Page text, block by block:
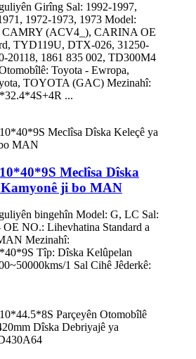
Girîng Sal: 1992-1997,
1972-1973, 1973 Model:
(ACV4_), CARINA OE
TYD119U, DTX-026, 31250-
20118, 1861 835 002, TD300M4
Toyota - Ewropa,
TOYOTA (GAC) Mezinahî:
...
Meclîsa Dîska
Kamyonê ji bo MAN
bingehîn Model: G, LC Sal:
OE NO.: Lihevhatina Standard a
Mezinahî:
Tîp: Dîska Kelûpelan
1 Sal Cihê Jêderkê: